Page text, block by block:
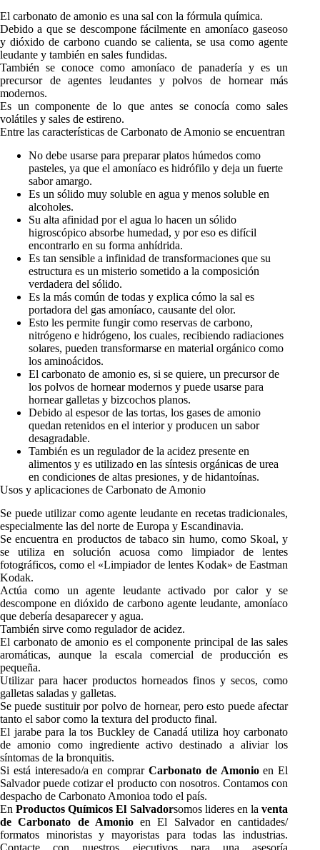
El carbonato de amonio es una sal con la fórmula química.
Debido a que se descompone fácilmente en amoníaco gaseoso
y dióxido de carbono cuando se calienta, se usa como agente
leudante y también en sales fundidas.
También se conoce como amoníaco de panadería y es un
precursor de agentes leudantes y polvos de hornear más
modernos.
Es un componente de lo que antes se conocía como sales
volátiles y sales de estireno.
Entre las características de Carbonato de Amonio se encuentran
No debe usarse para preparar platos húmedos como
pasteles, ya que el amoníaco es hidrófilo y deja un fuerte
sabor amargo.
Es un sólido muy soluble en agua y menos soluble en
alcoholes.
Su alta afinidad por el agua lo hacen un sólido
higroscópico absorbe humedad, y por eso es difícil
encontrarlo en su forma anhídrida.
Es tan sensible a infinidad de transformaciones que su
estructura es un misterio sometido a la composición
verdadera del sólido.
Es la más común de todas y explica cómo la sal es
portadora del gas amoníaco, causante del olor.
Esto les permite fungir como reservas de carbono,
nitrógeno e hidrógeno, los cuales, recibiendo radiaciones
solares, pueden transformarse en material orgánico como
los aminoácidos.
El carbonato de amonio es, si se quiere, un precursor de
los polvos de hornear modernos y puede usarse para
hornear galletas y bizcochos planos.
Debido al espesor de las tortas, los gases de amonio
quedan retenidos en el interior y producen un sabor
desagradable.
También es un regulador de la acidez presente en
alimentos y es utilizado en las síntesis orgánicas de urea
en condiciones de altas presiones, y de hidantoínas.
Usos y aplicaciones de Carbonato de Amonio
Se puede utilizar como agente leudante en recetas tradicionales,
especialmente las del norte de Europa y Escandinavia.
Se encuentra en productos de tabaco sin humo, como Skoal, y
se utiliza en solución acuosa como limpiador de lentes
fotográficos, como el «Limpiador de lentes Kodak» de Eastman
Kodak.
Actúa como un agente leudante activado por calor y se
descompone en dióxido de carbono agente leudante, amoníaco
que debería desaparecer y agua.
También sirve como regulador de acidez.
El carbonato de amonio es el componente principal de las sales
aromáticas, aunque la escala comercial de producción es
pequeña.
Utilizar para hacer productos horneados finos y secos, como
galletas saladas y galletas.
Se puede sustituir por polvo de hornear, pero esto puede afectar
tanto el sabor como la textura del producto final.
El jarabe para la tos Buckley de Canadá utiliza hoy carbonato
de amonio como ingrediente activo destinado a aliviar los
síntomas de la bronquitis.
Si está interesado/a en comprar Carbonato de Amonioen El
Salvador puede cotizar el producto con nosotros. Contamos con
despacho de Carbonato Amonioa todo el país.
EnProductos Químicos El Salvadorsomos lideres en laventa
de Carbonato de Amonioen El Salvador en cantidades/
formatos minoristas y mayoristas para todas las industrias.
Contacte con nuestros ejecutivos para una asesoría